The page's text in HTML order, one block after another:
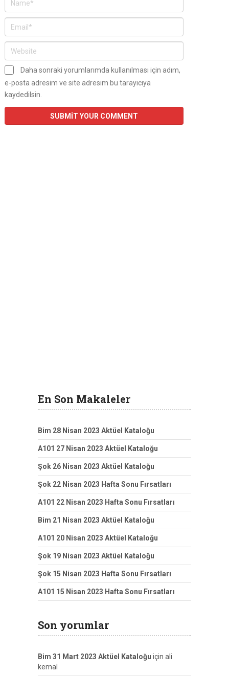
Daha sonraki yorumlarımda kullanılması için adım,
e-posta adresim ve site adresim bu tarayıcıya
kaydedilsin.
En Son Makaleler
Bim 28 Nisan 2023 Aktüel Kataloğu
A101 27 Nisan 2023 Aktüel Kataloğu
Şok 26 Nisan 2023 Aktüel Kataloğu
Şok 22 Nisan 2023 Hafta Sonu Fırsatları
A101 22 Nisan 2023 Hafta Sonu Fırsatları
Bim 21 Nisan 2023 Aktüel Kataloğu
A101 20 Nisan 2023 Aktüel Kataloğu
Şok 19 Nisan 2023 Aktüel Kataloğu
Şok 15 Nisan 2023 Hafta Sonu Fırsatları
A101 15 Nisan 2023 Hafta Sonu Fırsatları
Son yorumlar
Bim 31 Mart 2023 Aktüel Kataloğu için ali
kemal